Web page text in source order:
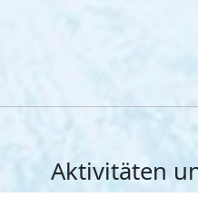
Aktivitäten